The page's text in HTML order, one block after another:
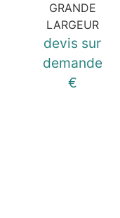
GRANDE
LARGEUR
devis sur
demande
€